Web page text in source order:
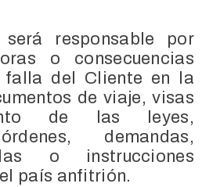
responsable por
o consecuencias
falla del Cliente en la
de viaje, visas
de las leyes,
demandas,
o instrucciones
país anfitrión.